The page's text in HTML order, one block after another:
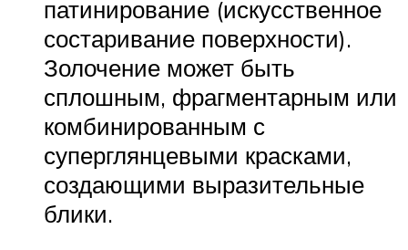
патинирование (искусственное
состаривание поверхности).
Золочение может быть
сплошным, фрагментарным или
комбинированным с
суперглянцевыми красками,
создающими выразительные
блики.